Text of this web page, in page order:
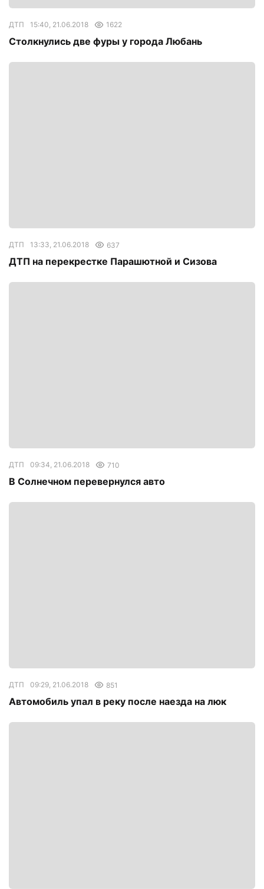
ДТП 15:40, 21.06.2018 1622
Столкнулись две фуры у города Любань
ДТП 13:33, 21.06.2018 637
ДТП на перекрестке Парашютной и Сизова
ДТП 09:34, 21.06.2018 710
В Солнечном перевернулся авто
ДТП 09:29, 21.06.2018 851
Автомобиль упал в реку после наезда на люк